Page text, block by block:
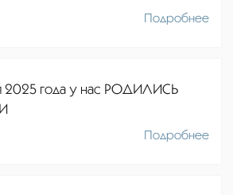
Подробнее
2025 года у нас РОДИЛИСЬ
Подробнее